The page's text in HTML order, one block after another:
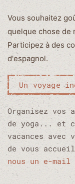
Vous souhaitez
quelque chose de
Participez à des
d'espagnol.
Un voyage
Organisez vos
de yoga... et
vacances avec
de vous
nous un e-